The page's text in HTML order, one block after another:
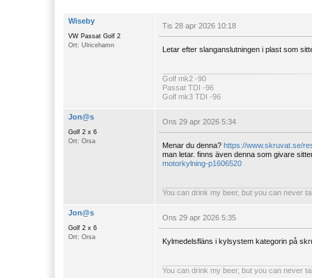
Wiseby
VW Passat Golf 2
Ort: Ulricehamn
Tis 28 apr 2026 10:18
Letar efter slanganslutningen i plast som
Golf mk2 -90
Passat TDI -96
Golf mk3 TDI -96
Jon@s
Golf 2 x 6
Ort: Orsa
Ons 29 apr 2026 5:34
Menar du denna? https://www.skruvat.se/
man letar. finns även denna som givare
motorkylning-p1606520
You can drink my beer, but you can never
Jon@s
Golf 2 x 6
Ort: Orsa
Ons 29 apr 2026 5:35
Kylmedelsfläns i kylsystem kategorin på
You can drink my beer, but you can never